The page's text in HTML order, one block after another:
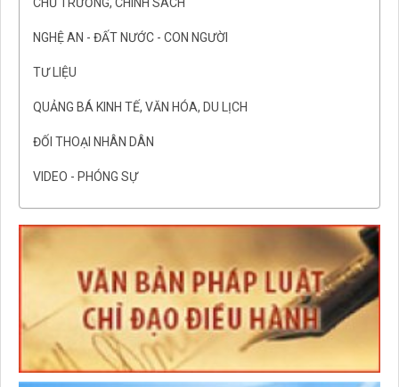
NGHỆ AN - ĐẤT NƯỚC - CON NGƯỜI
TƯ LIỆU
QUẢNG BÁ KINH TẾ, VĂN HÓA, DU LỊCH
ĐỐI THOẠI NHÂN DÂN
VIDEO - PHÓNG SỰ